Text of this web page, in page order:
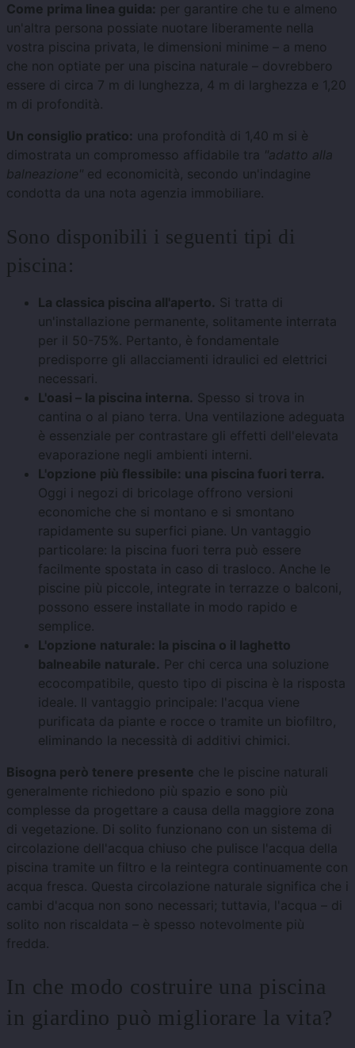
Come prima linea guida: per garantire che tu e almeno
un'altra persona possiate nuotare liberamente nella
vostra piscina privata, le dimensioni minime – a meno
che non optiate per una piscina naturale – dovrebbero
essere di circa 7 m di lunghezza, 4 m di larghezza e 1,20
m di profondità.
Un consiglio pratico: una profondità di 1,40 m si è
dimostrata un compromesso affidabile tra "adatto alla
balneazione" ed economicità, secondo un'indagine
condotta da una nota agenzia immobiliare.
Sono disponibili i seguenti tipi di
piscina:
La classica piscina all'aperto. Si tratta di
un'installazione permanente, solitamente interrata
per il 50-75%. Pertanto, è fondamentale
predisporre gli allacciamenti idraulici ed elettrici
necessari.
L'oasi – la piscina interna. Spesso si trova in
cantina o al piano terra. Una ventilazione adeguata
è essenziale per contrastare gli effetti dell'elevata
evaporazione negli ambienti interni.
L'opzione più flessibile: una piscina fuori terra.
Oggi i negozi di bricolage offrono versioni
economiche che si montano e si smontano
rapidamente su superfici piane. Un vantaggio
particolare: la piscina fuori terra può essere
facilmente spostata in caso di trasloco. Anche le
piscine più piccole, integrate in terrazze o balconi,
possono essere installate in modo rapido e
semplice.
L'opzione naturale: la piscina o il laghetto
balneabile naturale. Per chi cerca una soluzione
ecocompatibile, questo tipo di piscina è la risposta
ideale. Il vantaggio principale: l'acqua viene
purificata da piante e rocce o tramite un biofiltro,
eliminando la necessità di additivi chimici.
Bisogna però tenere presente che le piscine naturali
generalmente richiedono più spazio e sono più
complesse da progettare a causa della maggiore zona
di vegetazione. Di solito funzionano con un sistema di
circolazione dell'acqua chiuso che pulisce l'acqua della
piscina tramite un filtro e la reintegra continuamente con
acqua fresca. Questa circolazione naturale significa che i
cambi d'acqua non sono necessari; tuttavia, l'acqua – di
solito non riscaldata – è spesso notevolmente più
fredda.
In che modo costruire una piscina
in giardino può migliorare la vita?